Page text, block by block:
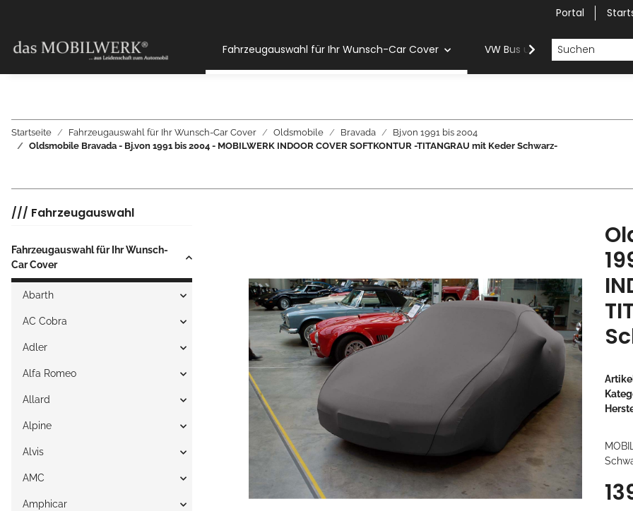
Portal
Fahrzeugauswahl für Ihr Wunsch-Car Cover VW Bus und Van Car Cover
Startseite Fahrzeugauswahl für Ihr Wunsch-Car Cover Oldsmobile Bravada
Bj.von 1991 bis 2004
Oldsmobile Bravada - Bj.von 1991 bis 2004 - MOBILWERK INDOOR COVER SOFTKONTUR -TITANGRAU mit Keder Schwarz-
/// Fahrzeugauswahl
Fahrzeugauswahl für Ihr Wunsch-
Car Cover
Abarth
AC Cobra
Adler
Alfa Romeo
Allard
Alpine
Alvis
AMC
Amphicar